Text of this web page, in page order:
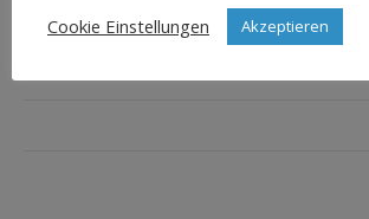
Cookie Einstellungen
Akzeptieren